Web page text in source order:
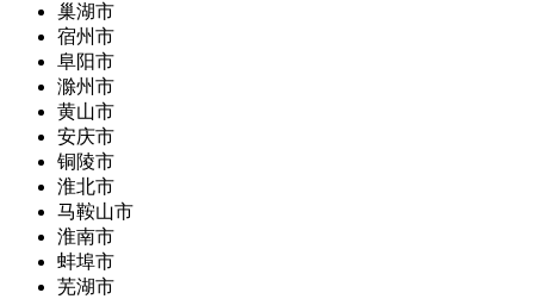
巢湖市
宿州市
阜阳市
滁州市
黄山市
安庆市
铜陵市
淮北市
马鞍山市
淮南市
蚌埠市
芜湖市